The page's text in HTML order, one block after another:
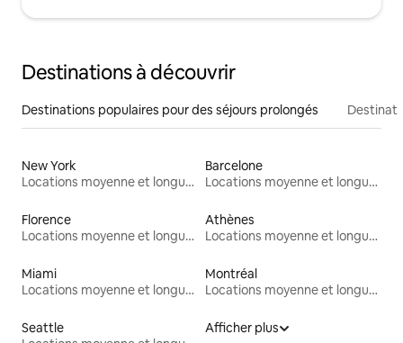
Destinations à découvrir
Destinations populaires pour des séjours prolongés
New York
Locations moyenne et longue durée
Barcelone
Locations moyenne et longue durée
Florence
Locations moyenne et longue durée
Athènes
Locations moyenne et longue durée
Miami
Locations moyenne et longue durée
Montréal
Locations moyenne et longue durée
Seattle
Afficher plus